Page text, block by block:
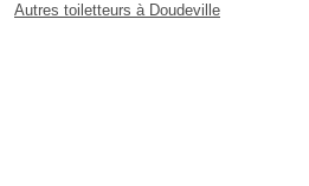
Autres toiletteurs à Doudeville